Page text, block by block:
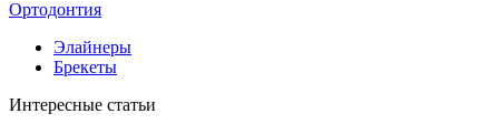
Ортодонтия
Элайнеры
Брекеты
Интересные статьи